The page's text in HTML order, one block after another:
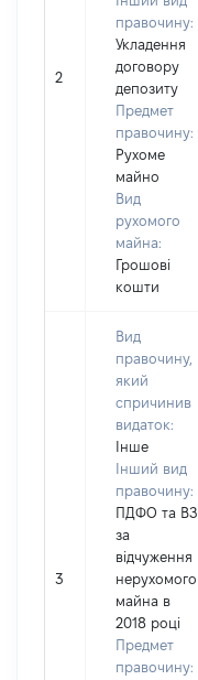
2
правочину:
Укладення
договору
депозиту
Предмет
правочину:
Рухоме
майно
Вид
рухомого
майна:
Грошові
кошти
3
Вид
правочину,
який
спричинив
видаток:
Інше
Інший вид
правочину:
ПДФО та ВЗ
за
відчуження
нерухомого
майна в
2018 році
Предмет
правочину: